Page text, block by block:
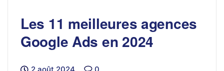
Les 11 meilleures agences
Google Ads en 2024